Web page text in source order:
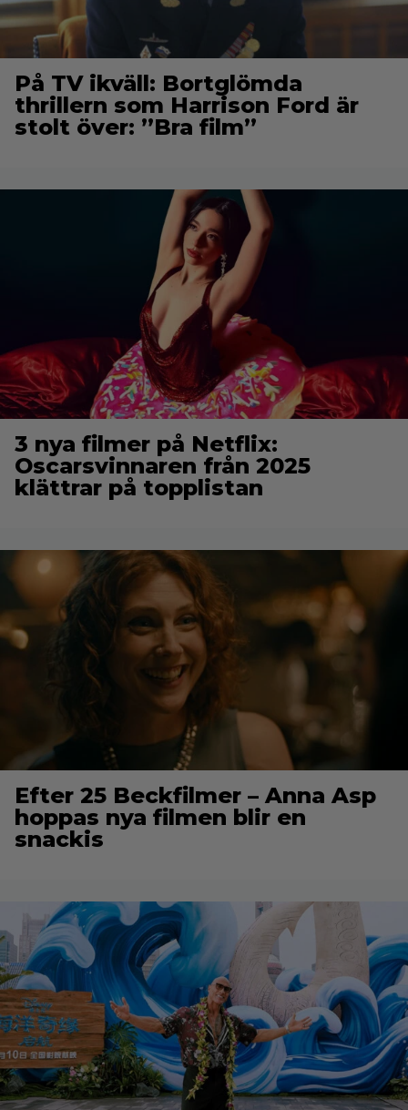
På TV ikväll: Bortglömda
thrillern som Harrison Ford är
stolt över: ”Bra film”
3 nya filmer på Netflix:
Oscarsvinnaren från 2025
klättrar på topplistan
Efter 25 Beckfilmer – Anna Asp
hoppas nya filmen blir en
snackis